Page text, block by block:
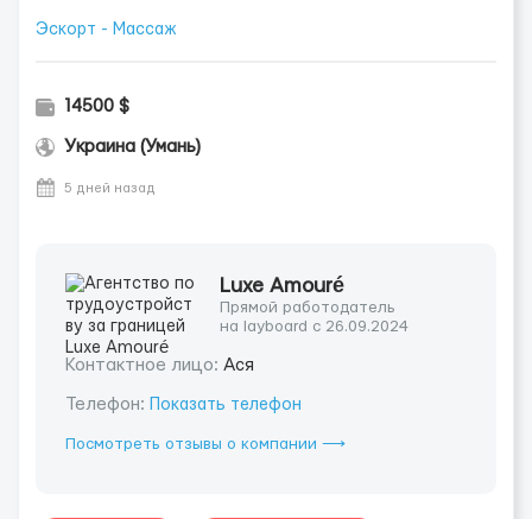
Эскорт - Массаж
14500 $
Украина (Умань)
5 дней назад
Luxe Amouré
Прямой работодатель
на layboard с 26.09.2024
Контактное лицо: Ася
Телефон: Показать телефон
Посмотреть отзывы о компании ⟶